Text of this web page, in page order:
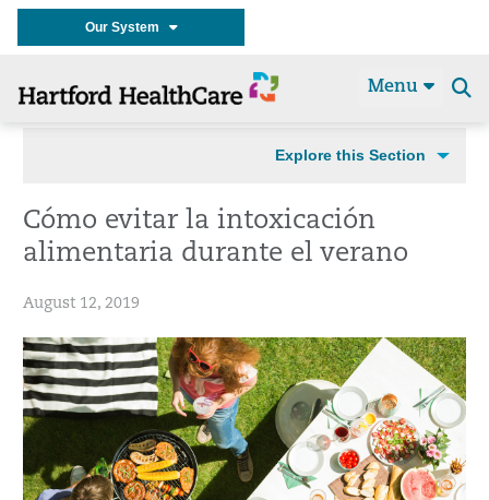
Our System
Menu
Explore this Section
Cómo evitar la intoxicación
alimentaria durante el verano
August 12, 2019